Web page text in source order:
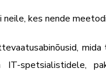
neile, kes nende
spetsialistidele,